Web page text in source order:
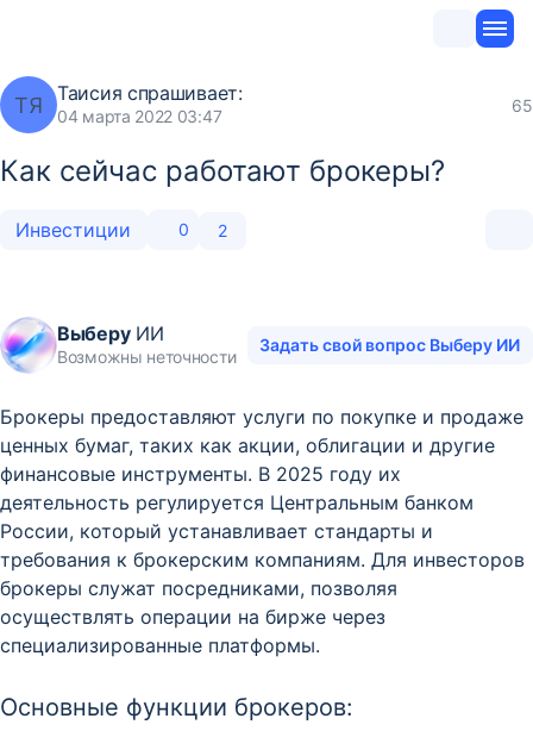
ТЯ Таисия спрашивает:
04 марта 2022 03:47
65
Как сейчас работают брокеры?
Инвестиции 0 2
ВыберуИИ
Возможны неточности
Задать свой вопрос Выберу ИИ
Брокеры предоставляют услуги по покупке и продаже
ценных бумаг, таких как акции, облигации и другие
финансовые инструменты. В 2025 году их
деятельность регулируется Центральным банком
России, который устанавливает стандарты и
требования к брокерским компаниям. Для инвесторов
брокеры служат посредниками, позволяя
осуществлять операции на бирже через
специализированные платформы.
Основные функции брокеров: